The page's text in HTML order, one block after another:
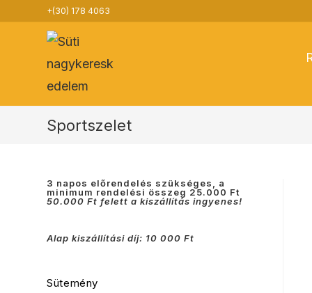
to
+(30) 178 4063
Sportszelet
3 napos előrendelés szükséges, a
minimum rendelési összeg 25.000 Ft
50.000 Ft felett a kiszállítás ingyenes!
Alap kiszállítási díj: 10 000 Ft
Sütemény